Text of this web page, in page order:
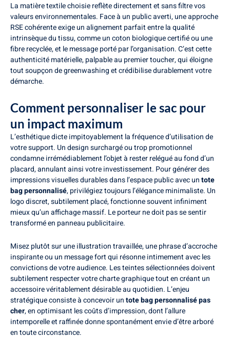
La matière textile choisie reflète directement et sans filtre vos
valeurs environnementales. Face à un public averti, une approche
RSE cohérente exige un alignement parfait entre la qualité
intrinsèque du tissu, comme un coton biologique certifié ou une
fibre recyclée, et le message porté par l’organisation. C’est cette
authenticité matérielle, palpable au premier toucher, qui éloigne
tout soupçon de greenwashing et crédibilise durablement votre
démarche.
Comment personnaliser le sac pour
un impact maximum
L’esthétique dicte impitoyablement la fréquence d’utilisation de
votre support. Un design surchargé ou trop promotionnel
condamne irrémédiablement l’objet à rester relégué au fond d’un
placard, annulant ainsi votre investissement. Pour générer des
impressions visuelles durables dans l’espace public avec untote
bag personnalisé, privilégiez toujours l’élégance minimaliste. Un
logo discret, subtilement placé, fonctionne souvent infiniment
mieux qu’un affichage massif. Le porteur ne doit pas se sentir
transformé en panneau publicitaire.
Misez plutôt sur une illustration travaillée, une phrase d’accroche
inspirante ou un message fort qui résonne intimement avec les
convictions de votre audience. Les teintes sélectionnées doivent
subtilement respecter votre charte graphique tout en créant un
accessoire véritablement désirable au quotidien. L’enjeu
stratégique consiste à concevoir untote bag personnalisé pas
cher, en optimisant les coûts d’impression, dont l’allure
intemporelle et raffinée donne spontanément envie d’être arboré
en toute circonstance.